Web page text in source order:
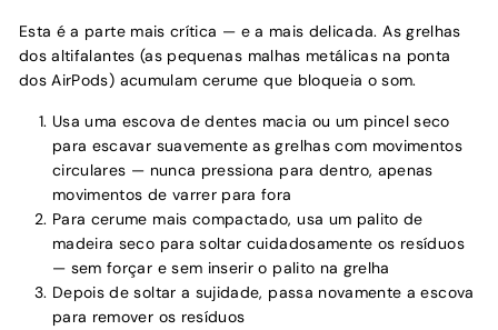
Esta é a parte mais crítica — e a mais delicada. As grelhas
dos altifalantes (as pequenas malhas metálicas na ponta
dos AirPods) acumulam cerume que bloqueia o som.
Usa uma escova de dentes macia ou um pincel seco
para escavar suavemente as grelhas com movimentos
circulares — nunca pressiona para dentro, apenas
movimentos de varrer para fora
Para cerume mais compactado, usa um palito de
madeira seco para soltar cuidadosamente os resíduos
— sem forçar e sem inserir o palito na grelha
Depois de soltar a sujidade, passa novamente a escova
para remover os resíduos